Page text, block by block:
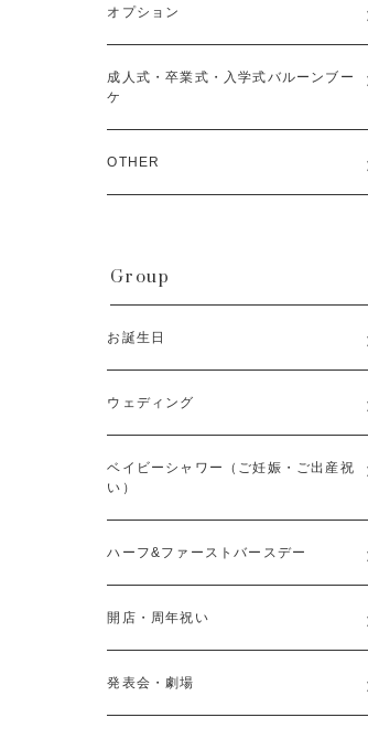
オプション
成人式・卒業式・入学式バルーンブー
ケ
OTHER
Group
お誕生日
ウェディング
ベイビーシャワー（ご妊娠・ご出産祝
い）
ハーフ&ファーストバースデー
開店・周年祝い
発表会・劇場